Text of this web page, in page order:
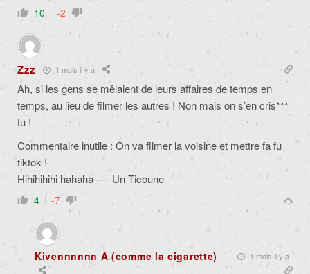
10 -2
Zzz 1 mois il y a
Ah, si les gens se mêlaient de leurs affaires de temps en
temps, au lieu de filmer les autres ! Non mais on s’en cris***
tu !
Commentaire inutile : On va filmer la voisine et mettre fa fu
tiktok !
Hihihihihi hahaha—– Un Ticoune
4 -7
Kivennnnnn A (comme la cigarette) 1 mois il y a